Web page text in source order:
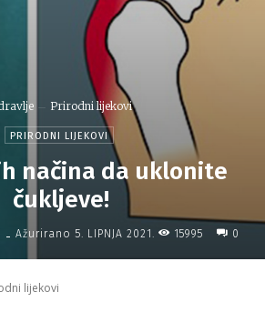
Prirodni lijekovi
PRIRODNI LIJEKOVI
načina da uklonite
čukljeve!
- Ažurirano 5. LIPNJA 2021. 15995 0
lijekovi